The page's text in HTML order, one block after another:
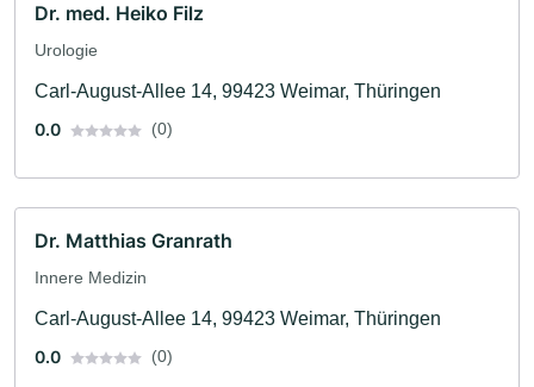
Dr. med. Heiko Filz
Urologie
Carl-August-Allee 14, 99423 Weimar, Thüringen
0.0
(0)
Dr. Matthias Granrath
Innere Medizin
Carl-August-Allee 14, 99423 Weimar, Thüringen
0.0
(0)